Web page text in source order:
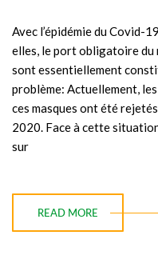
Avec l’épidémie du Covid-
elles, le port obligatoire du
sont essentiellement
problème: Actuellement,
ces masques ont été
2020. Face à cette
sur
READ MORE